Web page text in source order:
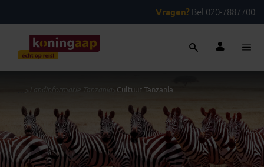
Vragen? Bel 020-7887700
Landinformatie Tanzania >Cultuur Tanzania